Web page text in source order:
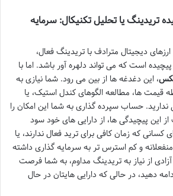
تریدینگ یا تحلیل تکنیکال: سرمایه
ارزهای دیجیتال مترادف با تریدینگ فعال،
است که می تواند دلهره آور باشد. اما با
، این دغدغه ها از بین می رود. شما نیازی به
قیمت ها، مطالعه الگوهای کندل استیک، یا
ندارید. حساب سپرده گذاری به شما این امکان را
این پیچیدگی ها، از دارایی های خود سود
که زمان کافی برای ترید فعال ندارند، یا
و کم استرس تر به سرمایه گذاری داشته
از نیاز به تریدینگ مداوم، به شما فرصت
دهید، در حالی که دارایی هایتان در حال